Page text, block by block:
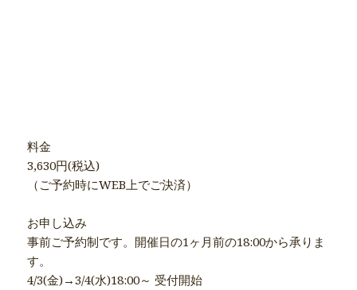
料金
3,630円(税込)
（ご予約時にWEB上でご決済）
お申し込み
事前ご予約制です。開催日の1ヶ月前の18:00から承りま
す。
4/3(金)→3/4(水)18:00～ 受付開始